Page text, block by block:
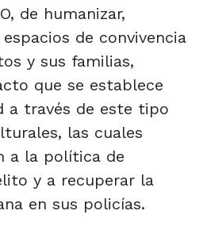
de humanizar,
de convivencia
y sus familias,
que se establece
a través de este tipo
las cuales
a la política de
y a recuperar la
en sus policías.